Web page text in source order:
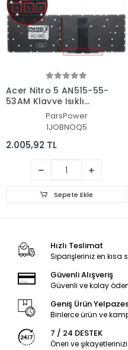
Acer Nitro 5 AN515-55-
53AM Klavye Işıklı
(Siyah TR)ParsPower
1JOBNOQ5
2.005,92 TL
Sepete Ekle
Hızlı Teslimat
Siparişleriniz en kısa
Güvenli Alışveriş
Güvenli ve kolay
Geniş Ürün
Binlerce ürün ve
7 / 24 DESTEK
Öneri ve